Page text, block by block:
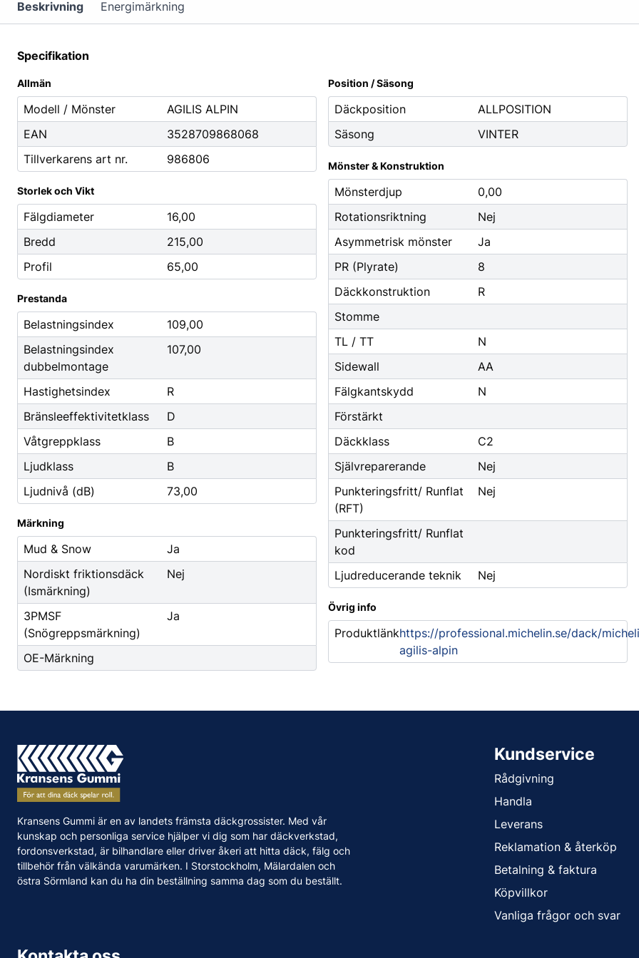
Nipplar
Smörjfett
Städ, Hygien & Kontor
Avfallshantering
Hygien
Papper
Pennor
Däcketiketter
Tejp
Batterier
Fordonsbatterier
Småbatterier
Startbooster
Fordonstillbehör
Vinter
Fritid
Fordonsbelysning
Torkarblad
Godis & Dryck
Beskrivning Energimärkning
Specifikation
Allmän
Modell / Mönster
AGILIS ALPIN
EAN
3528709868068
Tillverkarens art nr.
986806
Storlek och Vikt
Fälgdiameter
16,00
Bredd
215,00
Profil
65,00
Prestanda
Belastningsindex
109,00
Belastningsindex
dubbelmontage
107,00
Hastighetsindex
R
Bränsleeffektivitetklass
D
Våtgreppklass
B
Ljudklass
B
Ljudnivå (dB)
73,00
Märkning
Mud & Snow
Ja
Nordiskt friktionsdäck
(Ismärkning)
Nej
3PMSF
(Snögreppsmärkning)
Ja
OE-Märkning
Position / Säsong
Däckposition
ALLPOSITION
Säsong
VINTER
Mönster & Konstruktion
Mönsterdjup
0,00
Rotationsriktning
Nej
Asymmetrisk mönster
Ja
PR (Plyrate)
8
Däckkonstruktion
R
Stomme
TL / TT
N
Sidewall
AA
Fälgkantskydd
N
Förstärkt
Däckklass
C2
Självreparerande
Nej
Punkteringsfritt/ Runflat
(RFT)
Nej
Punkteringsfritt/ Runflat
kod
Ljudreducerande teknik
Nej
Övrig info
Produktlänkhttps://professional.michelin.se/dack/
agilis-alpin
Kransens Gummi är en av landets främsta däckgrossister. Med vår
kunskap och personliga service hjälper vi dig som har däckverkstad,
fordonsverkstad, är bilhandlare eller driver åkeri att hitta däck, fälg och
tillbehör från välkända varumärken. I Storstockholm, Mälardalen och
östra Sörmland kan du ha din beställning samma dag som du beställt.
Kundservice
Rådgivning
Handla
Leverans
Reklamation & återköp
Betalning & faktura
Köpvillkor
Vanliga frågor och svar